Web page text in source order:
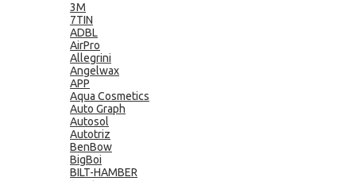
3M
7TIN
ADBL
AirPro
Allegrini
Angelwax
APP
Aqua Cosmetics
Auto Graph
Autosol
Autotriz
BenBow
BigBoi
BILT-HAMBER